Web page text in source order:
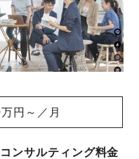
円～／月
ンサルティング料金